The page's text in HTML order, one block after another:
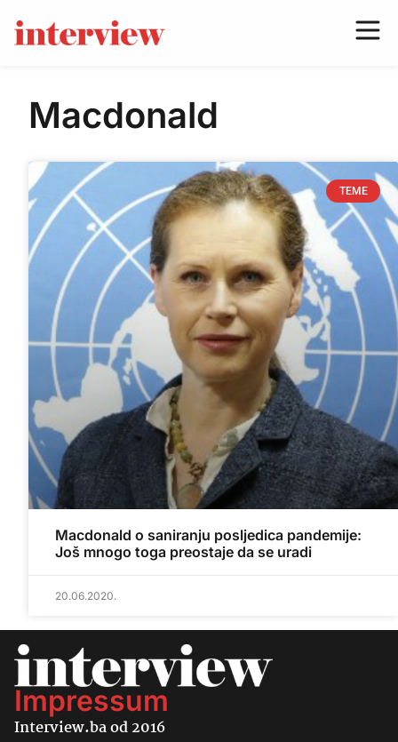
Macdonald
TEME
Macdonald o saniranju posljedica pandemije:
Još mnogo toga preostaje da se uradi
20.06.2020.
Impressum
Interview.ba od 2016